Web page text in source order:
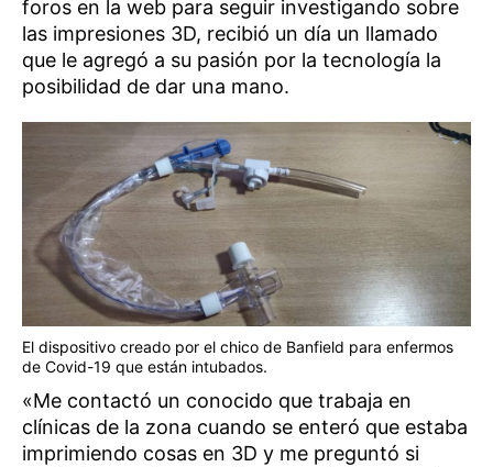
foros en la web para seguir investigando sobre
las impresiones 3D, recibió un día un llamado
que le agregó a su pasión por la tecnología la
posibilidad de dar una mano.
El dispositivo creado por el chico de Banfield para enfermos
de Covid-19 que están intubados.
«Me contactó un conocido que trabaja en
clínicas de la zona cuando se enteró que estaba
imprimiendo cosas en 3D y me preguntó si